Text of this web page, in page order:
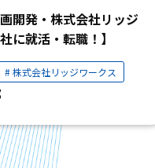
開発・株式会社リッジ
に就活・転職！】
株式会社リッジワークス